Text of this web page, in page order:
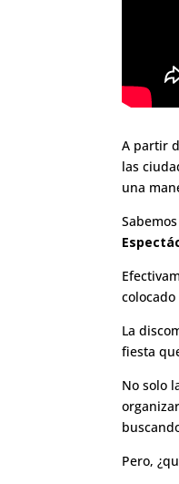
A partir
las
una
La
fiesta
No solo
Pero,